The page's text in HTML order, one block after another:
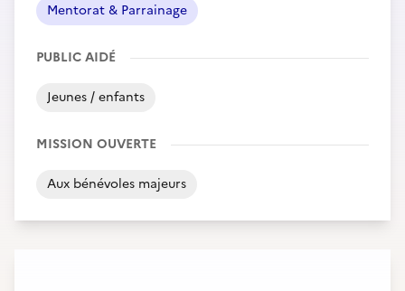
Mentorat & Parrainage
PUBLIC AIDÉ
Jeunes / enfants
MISSION OUVERTE
Aux bénévoles majeurs